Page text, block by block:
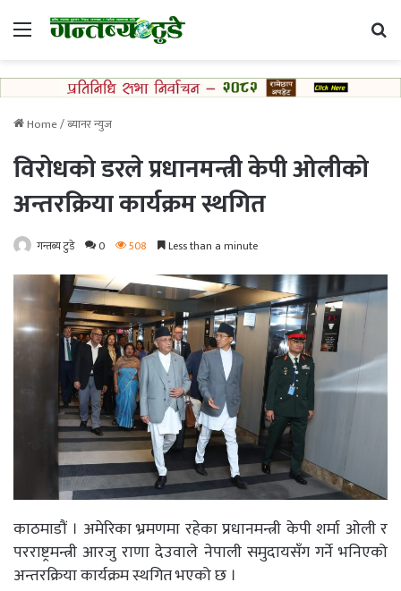
Menu
Home/ब्यानर न्युज
विरोधको डरले प्रधानमन्त्री केपी ओलीको
अन्तरक्रिया कार्यक्रम स्थगित
गन्तब्य टुडे 0 508 Less than a minute
काठमाडौं । अमेरिका भ्रमणमा रहेका प्रधानमन्त्री केपी शर्मा ओली र
परराष्ट्रमन्त्री आरजु राणा देउवाले नेपाली समुदायसँग गर्ने भनिएको
अन्तरक्रिया कार्यक्रम स्थगित भएको छ ।